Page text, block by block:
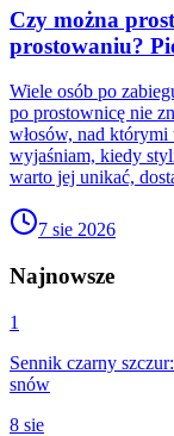
Czy można
prostowaniu?
Wiele osób po
po prostownicę nie
włosów, nad którymi
wyjaśniam, kiedy
warto jej unikać,
7 sie 2026
Najnowsze
1
Sennik czarny
snów
8 sie